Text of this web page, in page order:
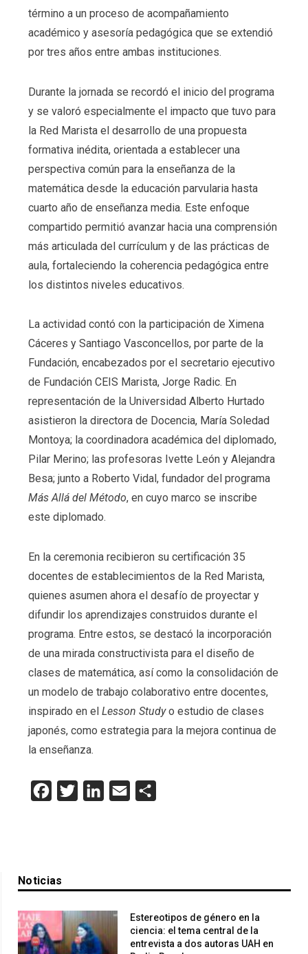
término a un proceso de acompañamiento
académico y asesoría pedagógica que se extendió
por tres años entre ambas instituciones.
Durante la jornada se recordó el inicio del programa
y se valoró especialmente el impacto que tuvo para
la Red Marista el desarrollo de una propuesta
formativa inédita, orientada a establecer una
perspectiva común para la enseñanza de la
matemática desde la educación parvularia hasta
cuarto año de enseñanza media. Este enfoque
compartido permitió avanzar hacia una comprensión
más articulada del currículum y de las prácticas de
aula, fortaleciendo la coherencia pedagógica entre
los distintos niveles educativos.
La actividad contó con la participación de Ximena
Cáceres y Santiago Vasconcellos, por parte de la
Fundación, encabezados por el secretario ejecutivo
de Fundación CEIS Marista, Jorge Radic. En
representación de la Universidad Alberto Hurtado
asistieron la directora de Docencia, María Soledad
Montoya; la coordinadora académica del diplomado,
Pilar Merino; las profesoras Ivette León y Alejandra
Besa; junto a Roberto Vidal, fundador del programa
Más Allá del Método, en cuyo marco se inscribe
este diplomado.
En la ceremonia recibieron su certificación 35
docentes de establecimientos de la Red Marista,
quienes asumen ahora el desafío de proyectar y
difundir los aprendizajes construidos durante el
programa. Entre estos, se destacó la incorporación
de una mirada constructivista para el diseño de
clases de matemática, así como la consolidación de
un modelo de trabajo colaborativo entre docentes,
inspirado en el Lesson Studyo estudio de clases
japonés, como estrategia para la mejora continua de
la enseñanza.
Facebook
Twitter LinkedInEmail
Noticias
Estereotipos de género en la
ciencia: el tema central de la
entrevista a dos autoras UAH en